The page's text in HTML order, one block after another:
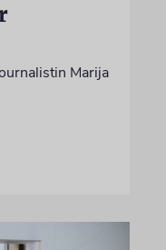
Marija